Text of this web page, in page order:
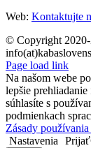
Web: Kontaktujte
© Copyright
Page load link
Na našom webe
lepšie
súhlasíte s
podmienkach
Zásady
Nastavenia
Prijať